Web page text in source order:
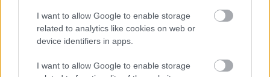
I want to allow Google to enable storage
related to analytics like cookies on web or
device identifiers in apps.
I want to allow Google to enable storage
Holnap a falvak ismét kiürülnek, minden megy
tovább a megszokott úton. De 355 nap múlva ismét
itt leszünk, megbolygatjuk az életet, sátrazunk,
főzünk, ázunk, zenélünk, stoppolunk, iszunk,
táncolunk, nem alszunk, buszozunk, lángosozunk,
koncertezünk... És még mindent, ami a Völgybe